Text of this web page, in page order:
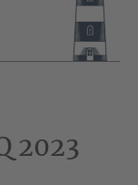
2023